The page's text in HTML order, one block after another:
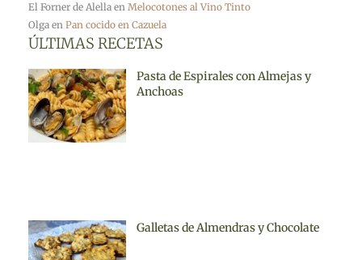
El Forner de Alella en Melocotones al Vino Tinto
Olga en Pan cocido en Cazuela
ÚLTIMAS RECETAS
Pasta de Espirales con Almejas y
Anchoas
Galletas de Almendras y Chocolate